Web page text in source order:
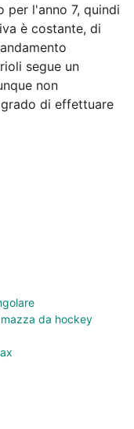
per l'anno 7, quindi
è costante, di
segue un
non
di effettuare
da hockey